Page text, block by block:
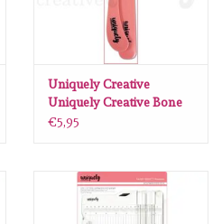
Uniquely Creative
Uniquely Creative Bone
folderset
€5,95